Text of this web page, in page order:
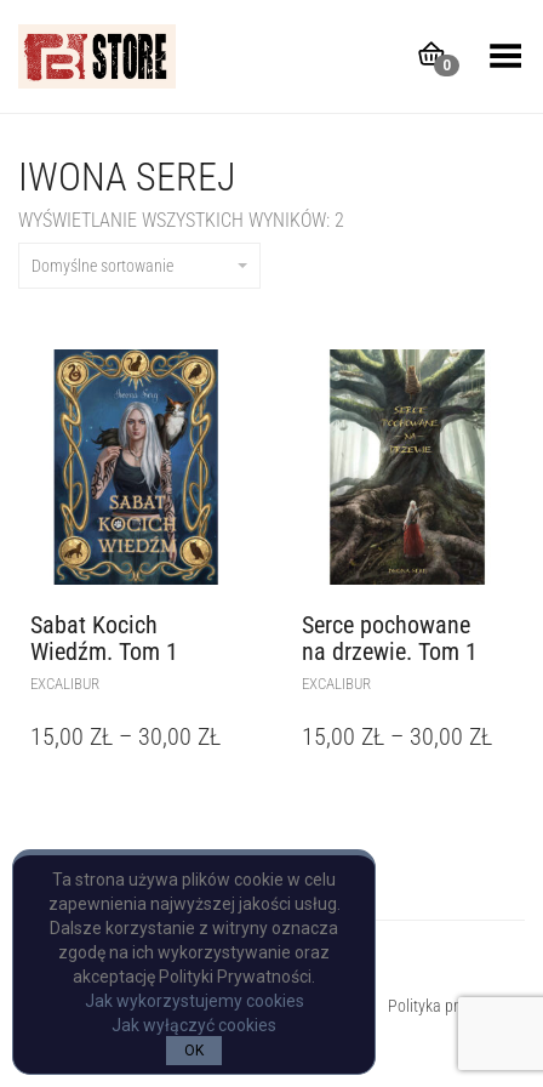
0
Toggle Menu
IWONA SEREJ
WYŚWIETLANIE WSZYSTKICH WYNIKÓW: 2
Domyślne sortowanie
Sabat Kocich
Wiedźm. Tom 1
EXCALIBUR
15,00 ZŁ – 30,00 ZŁ
Serce pochowane
na drzewie. Tom 1
EXCALIBUR
15,00 ZŁ – 30,00 ZŁ
Copyright © Pulp Books
Polityka prywatności
Ta strona używa plików cookie w celu
zapewnienia najwyższej jakości usług.
Dalsze korzystanie z witryny oznacza
zgodę na ich wykorzystywanie oraz
akceptację Polityki Prywatności.
Jak wykorzystujemy cookies
Jak wyłączyć cookies
OK